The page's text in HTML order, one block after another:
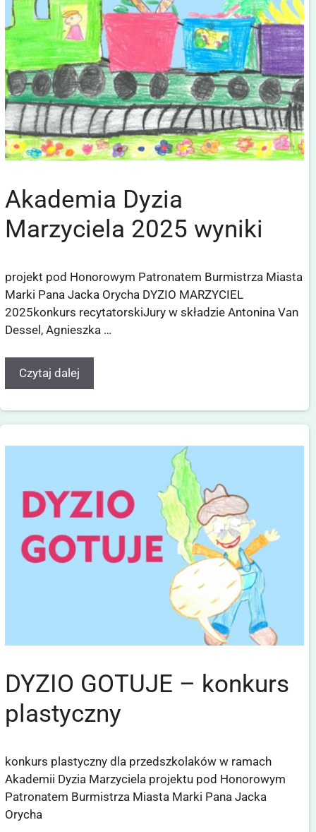
Akademia Dyzia
Marzyciela 2025 wyniki
projekt pod Honorowym Patronatem Burmistrza Miasta
Marki Pana Jacka Orycha DYZIO MARZYCIEL
2025konkurs recytatorskiJury w składzie Antonina Van
Dessel, Agnieszka …
Czytaj dalej
DYZIO GOTUJE – konkurs
plastyczny
konkurs plastyczny dla przedszkolaków w ramach
Akademii Dyzia Marzyciela projektu pod Honorowym
Patronatem Burmistrza Miasta Marki Pana Jacka
Orycha